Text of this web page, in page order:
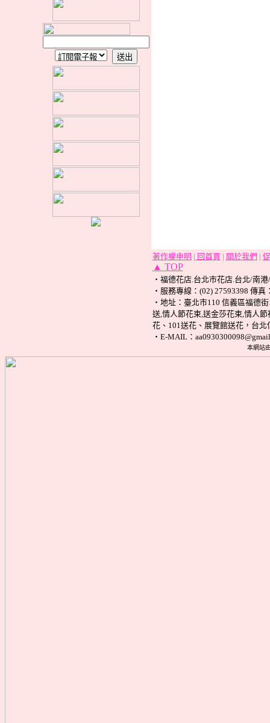
著作權申明 | 回首頁 | 關於我們 |
▲ TOP
‧福德花店.台北市花店.台北/南
‧服務專線：(02) 27593398 傳真
‧地址：臺北市110 信義區福德
送,情人節花束,送金莎花束,情人
花、101送花、展覽館送花，台
‧E-MAIL：
本網站